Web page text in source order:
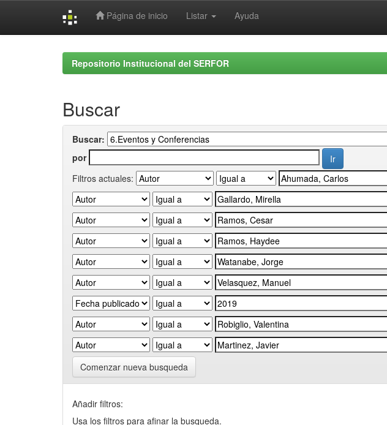
Página de inicio Listar Ayuda
Repositorio Institucional del SERFOR
Buscar
Buscar:
por
Filtros actuales:
Comenzar nueva busqueda
Añadir filtros:
Usa los filtros para afinar la busqueda.